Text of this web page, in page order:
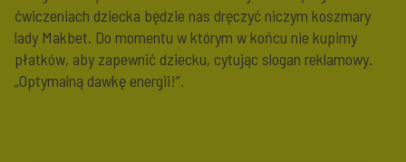
ćwiczeniach dziecka będzie nas dręczyć niczym koszmary
lady Makbet. Do momentu w którym w końcu nie kupimy
płatków, aby zapewnić dziecku, cytując slogan reklamowy.
„Optymalną dawkę energii!”.